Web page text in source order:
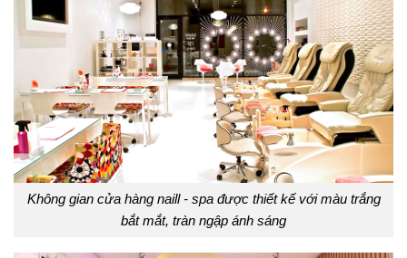
Không gian cửa hàng naill - spa được thiết kế với màu trắng
bắt mắt, tràn ngập ánh sáng